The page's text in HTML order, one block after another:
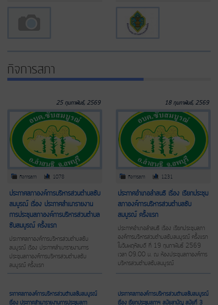
กิจการสภา
25 กุมภาพันธ์, 2569
กิจการสภา 1078
ประกาศสภาองค์การบริหารส่วนตำบลซับ
สมบูรณ์ เรื่อง ประกาศสำเนารายงาน
การประชุมสภาองค์การบริหารส่วนตำบล
ซับสมบูรณ์ ครั้งแรก
ประกาศสภาองค์การบริหารส่วนตำบลซับ
สมบูรณ์ เรื่อง ประกาศสำเนารายงานการ
ประชุมสภาองค์การบริหารส่วนตำบลซับ
สมบูรณ์ ครั้งแรก
18 กุมภาพันธ์, 2569
กิจการสภา 1231
ประกาศอำเภอลำสนธิ เรื่อง เรียกประชุม
สภาองค์การบริหารส่วนตำบลซับ
สมบูรณ์ ครั้งแรก
ประกาศอำเภอลำสนธิ เรื่อง เรียกประชุมสภา
องค์การบริหารส่วนตำบลซับสมบูรณ์ ครั้งแรก
ในวันพฤหัสบดี ที่ 19 กุมภาพันธ์ 2569
เวลา 09.00 น. ณ ห้องประชุมสภาองค์การ
บริหารส่วนตำบลซับสมบูรณ์
ระกาศสภาองค์การบริหารส่วนตำบลซับสมบูรณ์
เรื่อง ประกาศสำเนารายงานการประชุมสภา
ประกาศสภาองค์การบริหารส่วนตำบลซับสมบูรณ์
เรื่อง เรียกประชุมสภาฯ สมัยสามัญ สมัยที่ 3